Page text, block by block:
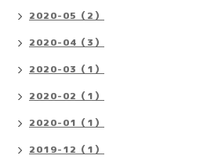
2020-05（2）
2020-04（3）
2020-03（1）
2020-02（1）
2020-01（1）
2019-12（1）